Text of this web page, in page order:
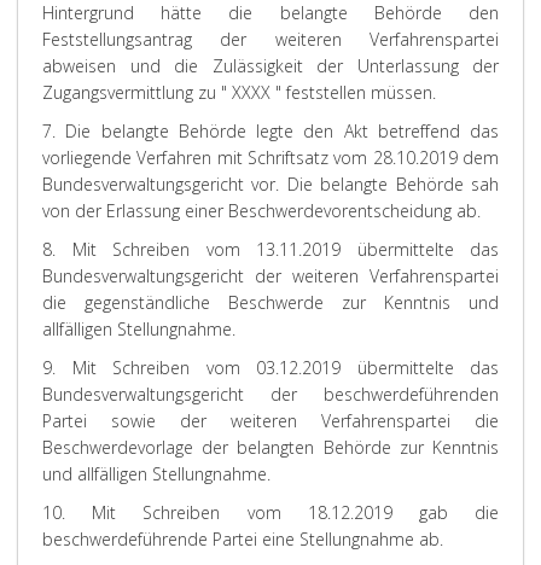
Hintergrund hätte die belangte Behörde den
Feststellungsantrag der weiteren Verfahrenspartei
abweisen und die Zulässigkeit der Unterlassung der
Zugangsvermittlung zu " XXXX " feststellen müssen.
7. Die belangte Behörde legte den Akt betreffend das
vorliegende Verfahren mit Schriftsatz vom 28.10.2019 dem
Bundesverwaltungsgericht vor. Die belangte Behörde sah
von der Erlassung einer Beschwerdevorentscheidung ab.
8. Mit Schreiben vom 13.11.2019 übermittelte das
Bundesverwaltungsgericht der weiteren Verfahrenspartei
die gegenständliche Beschwerde zur Kenntnis und
allfälligen Stellungnahme.
9. Mit Schreiben vom 03.12.2019 übermittelte das
Bundesverwaltungsgericht der beschwerdeführenden
Partei sowie der weiteren Verfahrenspartei die
Beschwerdevorlage der belangten Behörde zur Kenntnis
und allfälligen Stellungnahme.
10. Mit Schreiben vom 18.12.2019 gab die
beschwerdeführende Partei eine Stellungnahme ab.